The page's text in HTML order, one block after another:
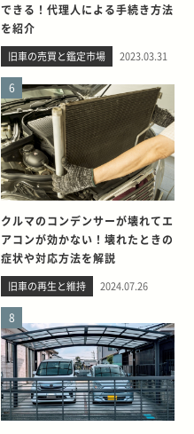
できる！代理人による手続き方法
を紹介
旧車の売買と鑑定市場 2023.03.31
6
クルマのコンデンサーが壊れてエ
アコンが効かない！壊れたときの
症状や対応方法を解説
旧車の再生と維持 2024.07.26
8